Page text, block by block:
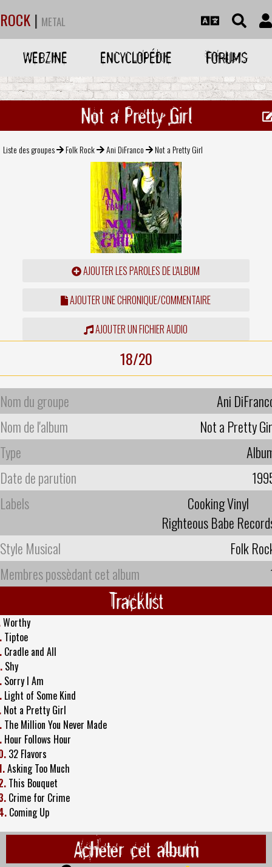
ROCK | METAL
WEBZINE ENCYCLOPÉDIE FORUMS
Not a Pretty Girl
Liste des groupes Folk Rock Ani DiFranco Not a Pretty Girl
AJOUTER LES PAROLES DE L'ALBUM
AJOUTER UNE CHRONIQUE/COMMENTAIRE
AJOUTER UN FICHIER AUDIO
18/20
Nom du groupe
Ani
Nom de l'album
Not a Pretty
Type
Date de parution
Labels
Cooking Vinyl
Righteous Babe
Style Musical
Folk
Membres possèdant cet album
Tracklist
Worthy
Tiptoe
Cradle and All
Shy
Sorry I Am
Light of Some Kind
Not a Pretty Girl
The Million You Never Made
Hour Follows Hour
32 Flavors
Asking Too Much
This Bouquet
Crime for Crime
Coming Up
Acheter cet album